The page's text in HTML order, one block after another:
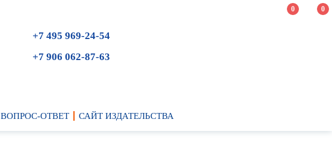
0 0
+7 495 969-24-54
+7 906 062-87-63
ВОПРОС-ОТВЕТ САЙТ ИЗДАТЕЛЬСТВА